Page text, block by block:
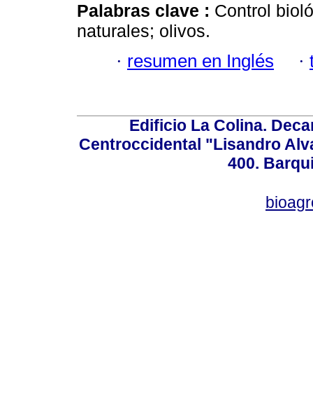
Palabras clave : Control
naturales; olivos.
· resumen en Inglés ·
Edificio La Colina.
Centroccidental "Lisandro
400.